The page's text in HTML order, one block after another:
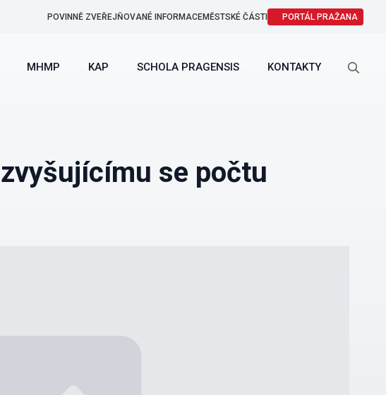
POVINNĚ ZVEŘEJŇOVANÉ INFORMACEMĚSTSKÉ ČÁSTI PORTÁL PRAŽANA
MHMP KAP SCHOLA PRAGENSIS KONTAKTY
se počtu